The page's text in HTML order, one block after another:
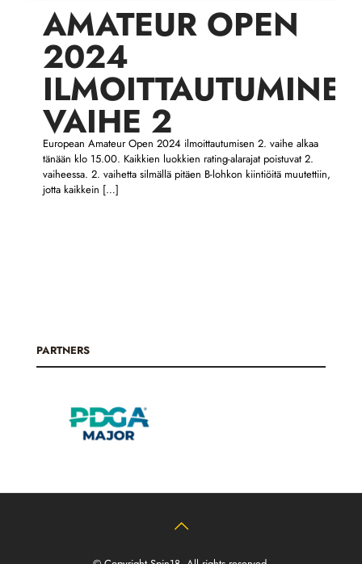
AMATEUR OPEN
2024
VAIHE 2
European Amateur Open 2024 ilmoittautumisen 2. vaihe alkaa
tänään klo 15.00. Kaikkien luokkien rating-alarajat poistuvat 2.
vaiheessa. 2. vaihetta silmällä pitäen B-lohkon kiintiöitä muutettiin,
jotta kaikkein […]
PARTNERS